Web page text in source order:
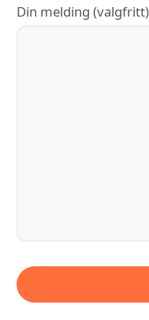
Din melding (valgfritt)